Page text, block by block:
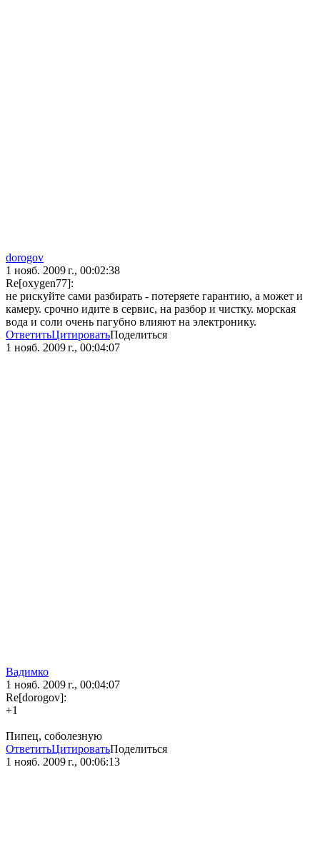
dorogov
1 нояб. 2009 г., 00:02:38
Re[oxygen77]:
не рискуйте сами разбирать - потеряете гарантию, а может и
камеру. срочно идите в сервис, на разбор и чистку. морская
вода и соли очень пагубно влияют на электронику.
ОтветитьЦитироватьПоделиться
1 нояб. 2009 г., 00:04:07
Вадимко
1 нояб. 2009 г., 00:04:07
Re[dorogov]:
+1
Пипец, соболезную
ОтветитьЦитироватьПоделиться
1 нояб. 2009 г., 00:06:13